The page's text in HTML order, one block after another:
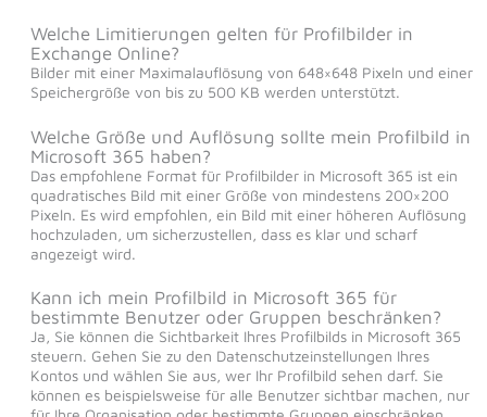
Welche Limitierungen gelten für Profilbilder in
Exchange Online?
Bilder mit einer Maximalauflösung von 648×648 Pixeln und einer
Speichergröße von bis zu 500 KB werden unterstützt.
Welche Größe und Auflösung sollte mein Profilbild in
Microsoft 365 haben?
Das empfohlene Format für Profilbilder in Microsoft 365 ist ein
quadratisches Bild mit einer Größe von mindestens 200×200
Pixeln. Es wird empfohlen, ein Bild mit einer höheren Auflösung
hochzuladen, um sicherzustellen, dass es klar und scharf
angezeigt wird.
Kann ich mein Profilbild in Microsoft 365 für
bestimmte Benutzer oder Gruppen beschränken?
Ja, Sie können die Sichtbarkeit Ihres Profilbilds in Microsoft 365
steuern. Gehen Sie zu den Datenschutzeinstellungen Ihres
Kontos und wählen Sie aus, wer Ihr Profilbild sehen darf. Sie
können es beispielsweise für alle Benutzer sichtbar machen, nur